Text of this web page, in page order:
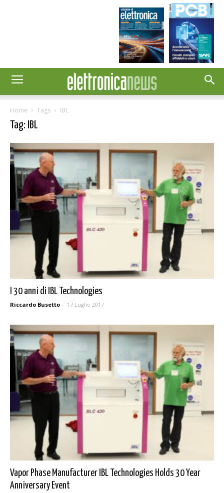
Home Tags IBL
Tag: IBL
I 30 anni di IBL Technologies
Riccardo Busetto - 17 Luglio 2017
Vapor Phase Manufacturer IBL Technologies Holds 30 Year
Anniversary Event